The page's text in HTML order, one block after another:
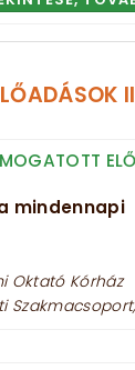
mindennapi
Oktató Kórház